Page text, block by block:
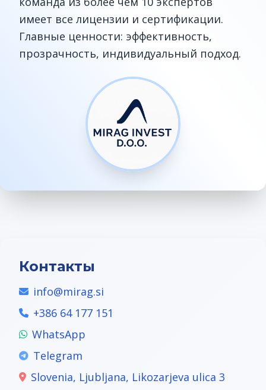
имеет все лицензии и сертификации.
Главные ценности: эффективность,
прозрачность, индивидуальный подход.
Контакты
info@mirag.si
+386 64 177 151
WhatsApp
Telegram
Slovenia, Ljubljana, Likozarjeva ulica 3